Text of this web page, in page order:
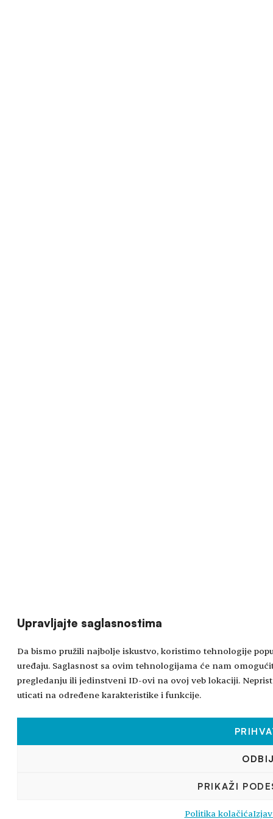
Upravljajte saglasnostima
Da bismo pružili najbolje iskustvo, koristimo tehnologije
uređaju. Saglasnost sa ovim tehnologijama će nam
pregledanju ili jedinstveni ID-ovi na ovoj veb lokaciji.
uticati na određene karakteristike i funkcije.
PRIKAŽI
Politika kolačića